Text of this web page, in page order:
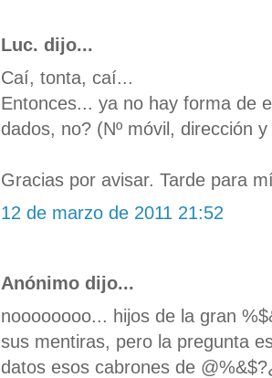
Luc. dijo...
Caí, tonta, caí...
Entonces... ya no hay forma de
dados, no? (Nº móvil, dirección
Gracias por avisar. Tarde para
12 de marzo de 2011 21:52
Anónimo dijo...
noooooooo... hijos de la gran
sus mentiras, pero la pregunta
datos esos cabrones de